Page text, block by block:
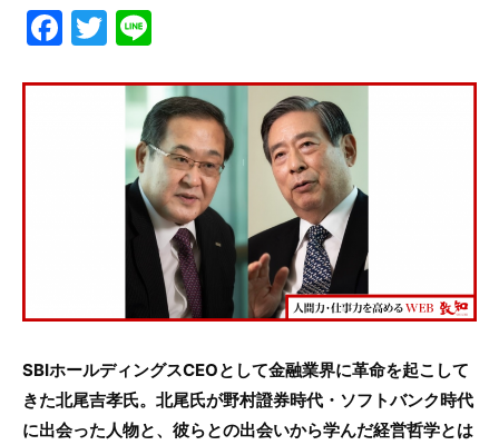
F
a
c
T
w
itt
er
e
SBIホールディングスCEOとして金融業界に革命を起こして
きた北尾吉孝氏。北尾氏が野村證券時代・ソフトバンク時代
に出会った人物と、彼らとの出会いから学んだ経営哲学とは